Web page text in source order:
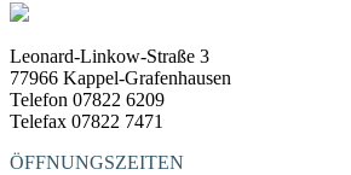
Leonard-Linkow-Straße 3
77966 Kappel-Grafenhausen
Telefon 07822 6209
Telefax 07822 7471
ÖFFNUNGSZEITEN